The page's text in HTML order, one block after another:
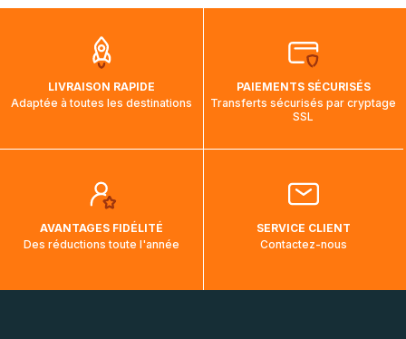
aura touché terre.
LIVRAISON RAPIDE
Adaptée à toutes les destinations
PAIEMENTS SÉCURISÉS
Transferts sécurisés par cryptage
SSL
AVANTAGES FIDÉLITÉ
Des réductions toute l'année
SERVICE CLIENT
Contactez-nous